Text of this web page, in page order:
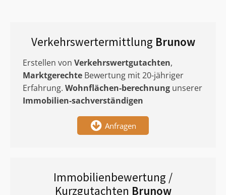
Verkehrswertermittlung Brunow
Erstellen von Verkehrswertgutachten,
Marktgerechte Bewertung mit 20-jähriger
Erfahrung. Wohnflächen-berechnung unserer
Immobilien-sachverständigen
Anfragen
Immobilienbewertung /
Kurzgutachten Brunow